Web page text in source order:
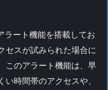
ート機能を搭載してお
セスが試みられた場合に
このアラート機能は、早
時間帯のアクセスや、